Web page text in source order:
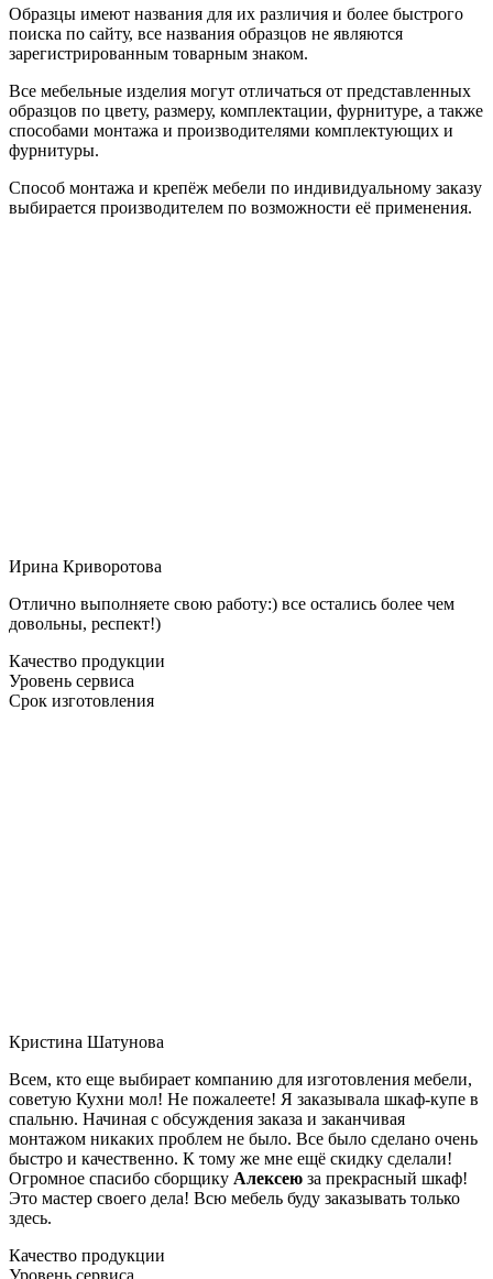
Образцы имеют названия для их различия и более быстрого
поиска по сайту, все названия образцов не являются
зарегистрированным товарным знаком.
Все мебельные изделия могут отличаться от представленных
образцов по цвету, размеру, комплектации, фурнитуре, а также
способами монтажа и производителями комплектующих и
фурнитуры.
Способ монтажа и крепёж мебели по индивидуальному заказу
выбирается производителем по возможности её применения.
Ирина Криворотова
Отлично выполняете свою работу:) все остались более чем
довольны, респект!)
Качество продукции
Уровень сервиса
Срок изготовления
Кристина Шатунова
Всем, кто еще выбирает компанию для изготовления мебели,
советую Кухни мол! Не пожалеете! Я заказывала шкаф-купе в
спальню. Начиная с обсуждения заказа и заканчивая
монтажом никаких проблем не было. Все было сделано очень
быстро и качественно. К тому же мне ещё скидку сделали!
Огромное спасибо сборщику Алексею за прекрасный шкаф!
Это мастер своего дела! Всю мебель буду заказывать только
здесь.
Качество продукции
Уровень сервиса